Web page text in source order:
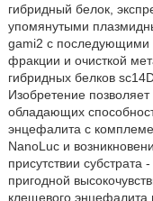
гибридный белок,
упомянутыми
gami2 с последующими
фракции и очисткой
гибридных белков
Изобретение
обладающих
энцефалита с
NanoLuc и
присутствии субстрата
пригодной
клещевого энцефалита